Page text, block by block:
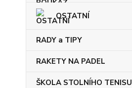
OSTATNÍ
RADY a TIPY
RAKETY NA PADEL
ŠKOLA STOLNÍHO TENISU